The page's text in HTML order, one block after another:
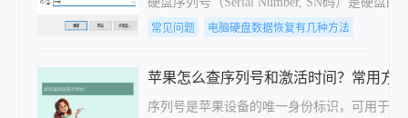
常见问题 电脑硬盘数据恢复有几种方法
苹果怎么查序列号和激活时间？常用方
序列号是苹果设备的唯一身份标识，可用于